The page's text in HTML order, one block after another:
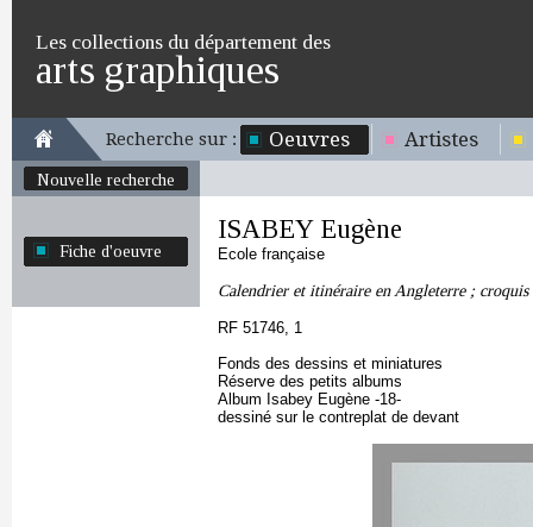
Les collections du département des
arts graphiques
Recherche sur : Oeuvres Artistes
Nouvelle recherche
Fiche d'oeuvre
ISABEY Eugène
Ecole française
Calendrier et itinéraire en Angleterre ; croquis
RF 51746, 1
Fonds des dessins et miniatures
Réserve des petits albums
Album Isabey Eugène -18-
dessiné sur le contreplat de devant